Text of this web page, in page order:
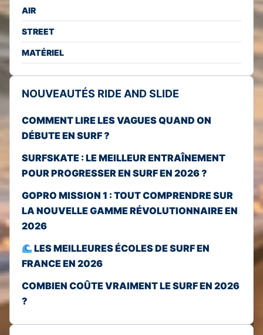
AIR
STREET
MATÉRIEL
NOUVEAUTÉS RIDE AND SLIDE
COMMENT LIRE LES VAGUES QUAND ON
DÉBUTE EN SURF ?
SURFSKATE : LE MEILLEUR ENTRAÎNEMENT
POUR PROGRESSER EN SURF EN 2026 ?
GOPRO MISSION 1 : TOUT COMPRENDRE SUR
LA NOUVELLE GAMME RÉVOLUTIONNAIRE EN
2026
LES MEILLEURES ÉCOLES DE SURF EN
FRANCE EN 2026
COMBIEN COÛTE VRAIMENT LE SURF EN 2026
?